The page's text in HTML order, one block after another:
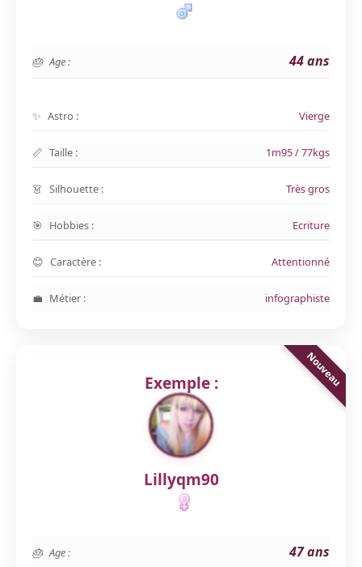
Age : 44 ans
Astro : Vierge
Taille : 1m95 / 77kgs
Silhouette : Très gros
Hobbies : Ecriture
Caractère : Attentionné
Métier : infographiste
Exemple :
Lillyqm90
Age : 47 ans